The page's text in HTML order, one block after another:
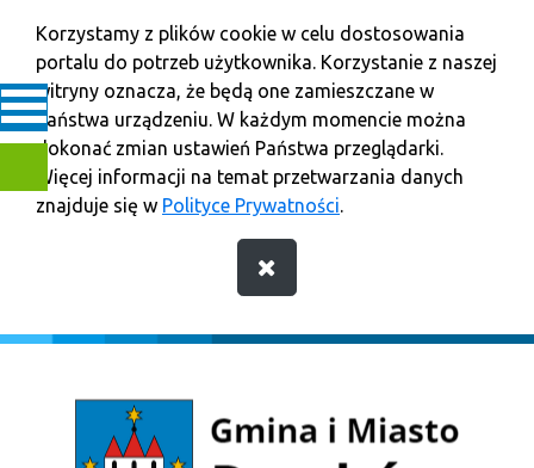
Korzystamy z plików cookie w celu dostosowania
portalu do potrzeb użytkownika. Korzystanie z naszej
witryny oznacza, że będą one zamieszczane w
Państwa urządzeniu. W każdym momencie można
dokonać zmian ustawień Państwa przeglądarki.
Więcej informacji na temat przetwarzania danych
znajduje się w Polityce Prywatności.